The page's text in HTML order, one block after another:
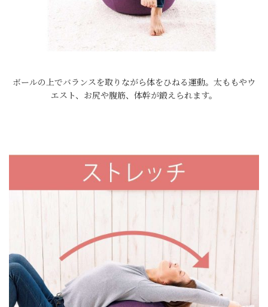
ボールの上でバランスを取りながら体をひねる運動。太ももやウ
エスト、お尻や腹筋、体幹が鍛えられます。